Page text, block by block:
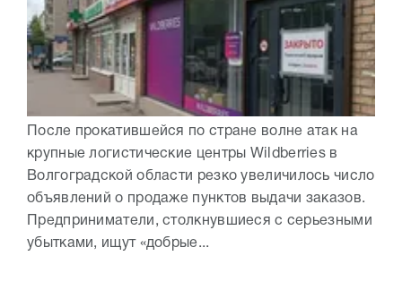
После прокатившейся по стране волне атак на
крупные логистические центры Wildberries в
Волгоградской области резко увеличилось число
объявлений о продаже пунктов выдачи заказов.
Предприниматели, столкнувшиеся с серьезными
убытками, ищут «добрые...